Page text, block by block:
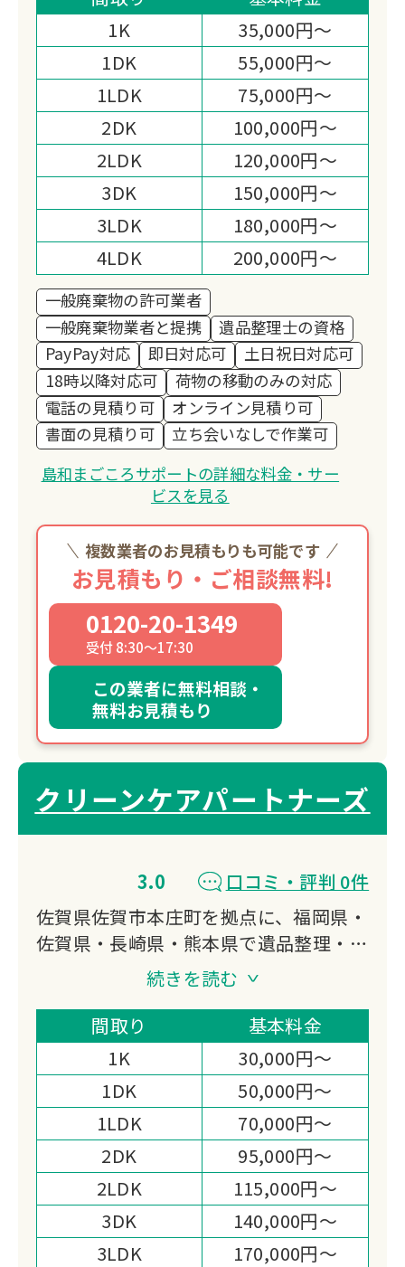
し、遺品整理士も在籍。
お焚き上げや遺品供養まで対応できる、
きめ細かな体制が特徴です。
1K
35,000円～
1DK
55,000円～
1LDK
75,000円～
2DK
100,000円～
2LDK
120,000円～
3DK
150,000円～
3LDK
180,000円～
4LDK
200,000円～
一般廃棄物の許可業者
一般廃棄物業者と提携
遺品整理士の資格
PayPay対応
即日対応可
土日祝日対応可
18時以降対応可
荷物の移動のみの対応
電話の見積り可
オンライン見積り可
書面の見積り可
立ち会いなしで作業可
島和まごころサポートの詳細な料金・サー
ビスを見る
複数業者のお見積もりも可能です
お見積もり・ご相談無料!
0120-20-1349
受付 8:30～17:30
この業者に無料相談・
無料お見積もり
クリーンケアパートナーズ
3.0
口コミ・評判 0件
佐賀県佐賀市本庄町を拠点に、福岡県・
佐賀県・長崎県・熊本県で遺品整理・生
前整理・特殊清掃に対応しています。
遺品整理士の資格を持つスタッフがデジ
タル遺品整理からお焚き上げ・遺品供養
まで幅広く担い、一般廃棄物業者との提
携と損害保険加入を備えた体制が選ばれ
る理由です。
続きを読む
間取り
基本料金
1K
30,000円～
1DK
50,000円～
1LDK
70,000円～
2DK
95,000円～
2LDK
115,000円～
3DK
140,000円～
3LDK
170,000円～